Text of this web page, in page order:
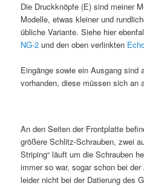
Die Druckknöpfe (E) sind meiner
Modelle, etwas kleiner und
übliche Variante. Siehe hier
NG-2 und den oben verlinkten
Eingänge sowie ein Ausgang sind
vorhanden, diese müssen sich an
An den Seiten der Frontplatte
größere Schlitz-Schrauben, zwei
Striping“ läuft um die Schrauben
immer so war, sogar schon bei der
leider nicht bei der Datierung des